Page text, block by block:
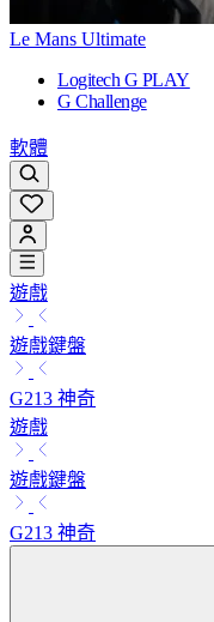
Le Mans Ultimate
Logitech G PLAY
G Challenge
軟體
遊戲
遊戲鍵盤
G213 神奇
遊戲
遊戲鍵盤
G213 神奇